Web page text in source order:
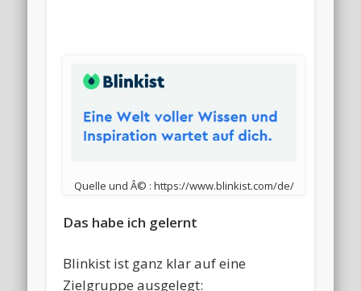
Quelle und Â© : https://www.blinkist.com/de/
Das habe ich gelernt
Blinkist ist ganz klar auf eine
Zielgruppe ausgelegt: